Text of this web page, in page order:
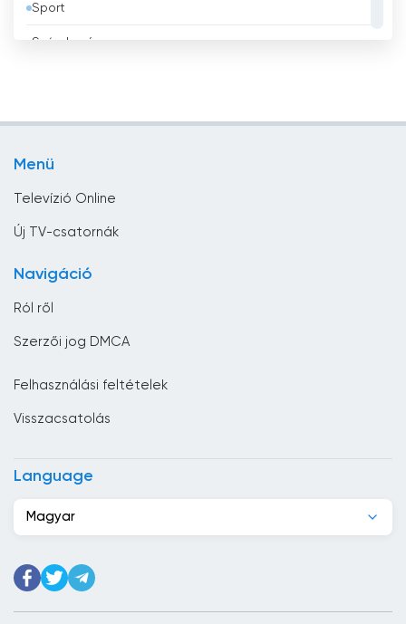
Bolívia
Dél-afrikai Köztársaság
Egyesült Arab Emírségek
Sport
Szórakozás
Menü
Televízió Online
Új TV-csatornák
Navigáció
Ról ről
Szerzői jog DMCA
Felhasználási feltételek
Visszacsatolás
Language
Magyar